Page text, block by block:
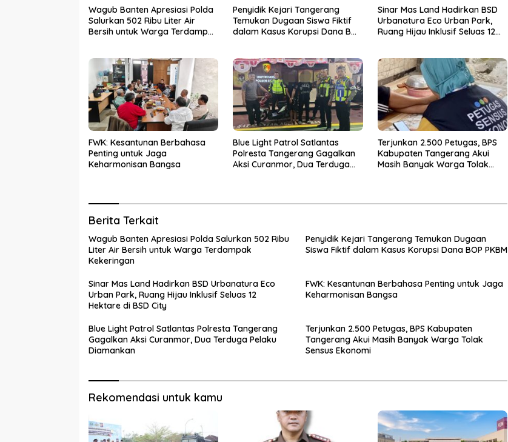
Wagub Banten Apresiasi Polda
Salurkan 502 Ribu Liter Air
Bersih untuk Warga Terdampak
Penyidik Kejari Tangerang
Temukan Dugaan Siswa Fiktif
dalam Kasus Korupsi Dana BOP
Sinar Mas Land Hadirkan BSD
Urbanatura Eco Urban Park,
Ruang Hijau Inklusif Seluas 12
FWK: Kesantunan Berbahasa
Penting untuk Jaga
Keharmonisan Bangsa
Blue Light Patrol Satlantas
Polresta Tangerang Gagalkan
Aksi Curanmor, Dua Terduga
Terjunkan 2.500 Petugas, BPS
Kabupaten Tangerang Akui
Masih Banyak Warga Tolak
Berita Terkait
Wagub Banten Apresiasi Polda Salurkan 502 Ribu
Liter Air Bersih untuk Warga Terdampak
Kekeringan
Penyidik Kejari Tangerang Temukan Dugaan
Siswa Fiktif dalam Kasus Korupsi Dana BOP PKBM
Sinar Mas Land Hadirkan BSD Urbanatura Eco
Urban Park, Ruang Hijau Inklusif Seluas 12
Hektare di BSD City
FWK: Kesantunan Berbahasa Penting untuk Jaga
Keharmonisan Bangsa
Blue Light Patrol Satlantas Polresta Tangerang
Gagalkan Aksi Curanmor, Dua Terduga Pelaku
Diamankan
Terjunkan 2.500 Petugas, BPS Kabupaten
Tangerang Akui Masih Banyak Warga Tolak
Sensus Ekonomi
Rekomendasi untuk kamu